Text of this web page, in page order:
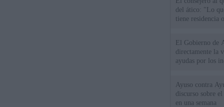
del ático: "Lo
tiene residencia
El Gobierno de
directamente la
ayudas por los
Ayuso contra
discurso sobre
en una semana